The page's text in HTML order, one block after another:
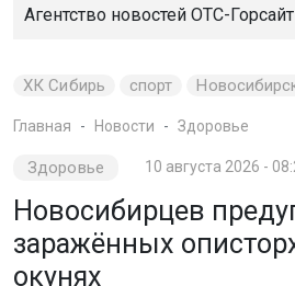
Агентство новостей ОТС-Горсайт
ХК Сибирь спорт
Главная Новости Здоровье
Здоровье 10 августа 2026 -
Новосибирцев
заражённых
окунях